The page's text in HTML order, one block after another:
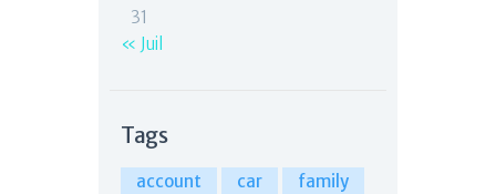
31
« Juil
Tags
account car
family